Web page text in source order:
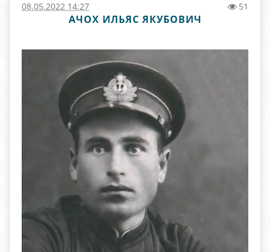
08.05.2022 14:27 51
АЧОХ ИЛЬЯС ЯКУБОВИЧ